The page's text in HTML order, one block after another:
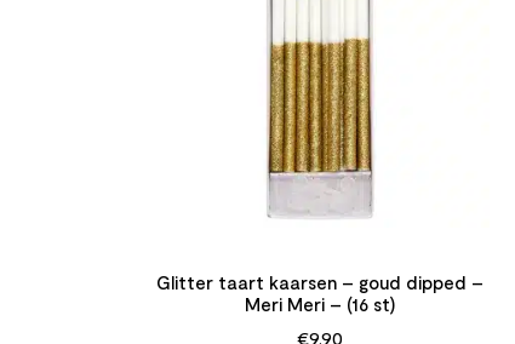
Glitter taart kaarsen – goud dipped –
Meri Meri – (16 st)
€9.90